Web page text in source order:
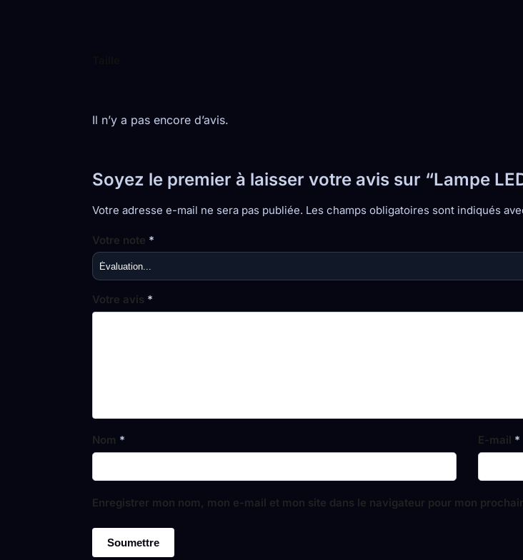
Il n’y a pas encore d’avis.
Soyez le premier à laisser votre avis sur “Lampe
Votre adresse e-mail ne sera pas publiée. Les champs obligatoires sont indiqués
Votre note *
Votre avis *
Nom * E-mail *
Enregistrer mon nom, mon e-mail et mon site dans le navigateur pour mon